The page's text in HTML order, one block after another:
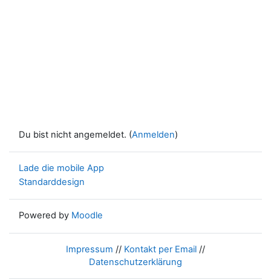
Du bist nicht angemeldet. (Anmelden)
Lade die mobile App
Standarddesign
Powered by Moodle
Impressum // Kontakt per Email //
Datenschutzerklärung